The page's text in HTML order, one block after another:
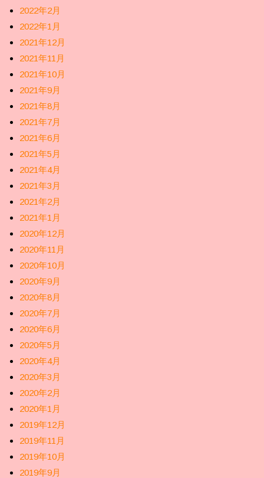
2022年2月
2022年1月
2021年12月
2021年11月
2021年10月
2021年9月
2021年8月
2021年7月
2021年6月
2021年5月
2021年4月
2021年3月
2021年2月
2021年1月
2020年12月
2020年11月
2020年10月
2020年9月
2020年8月
2020年7月
2020年6月
2020年5月
2020年4月
2020年3月
2020年2月
2020年1月
2019年12月
2019年11月
2019年10月
2019年9月